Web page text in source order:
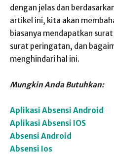
dengan jelas dan
artikel ini, kita akan
biasanya mendapatkan
surat peringatan, dan
menghindari hal ini.
Mungkin Anda Butuhkan:
Aplikasi Absensi Android
Aplikasi Absensi IOS
Absensi Android
Absensi Ios